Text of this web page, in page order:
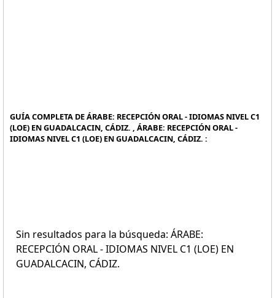
GUÍA COMPLETA DE ÁRABE: RECEPCIÓN ORAL - IDIOMAS NIVEL C1
(LOE) EN GUADALCACIN, CÁDIZ. , ÁRABE: RECEPCIÓN ORAL -
IDIOMAS NIVEL C1 (LOE) EN GUADALCACIN, CÁDIZ. :
Sin resultados para la búsqueda: ÁRABE:
RECEPCIÓN ORAL - IDIOMAS NIVEL C1 (LOE) EN
GUADALCACIN, CÁDIZ.